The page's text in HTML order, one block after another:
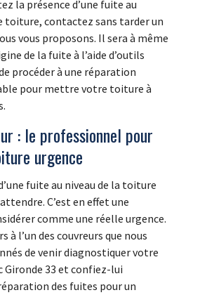
la présence d’une fuite au
toiture, contactez sans tarder un
vous proposons. Il sera à même
de la fuite à l’aide d’outils
procéder à une réparation
pour mettre votre toiture à
: le professionnel pour
urgence
fuite au niveau de la toiture
C’est en effet une
comme une réelle urgence.
à l’un des couvreurs que nous
de venir diagnostiquer votre
Gironde 33 et confiez-lui
des fuites pour un